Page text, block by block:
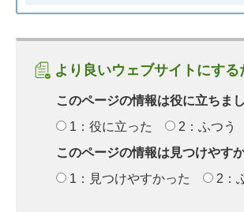
より良いウェブサイトにす
このページの情報は役に立ちま
1：役に立った
2：ふつう
このページの情報は見つけやす
1：見つけやすかった
2：